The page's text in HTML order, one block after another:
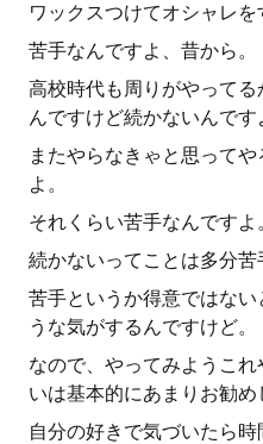
ワックスつけてオシャレを
苦手なんですよ、昔から。
高校時代も周りがやって
んですけど続かないんです
またやらなきゃと思って
よ。
それくらい苦手なんですよ
続かないってことは多分苦
苦手というか得意ではな
うな気がするんですけど。
なので、やってみようこ
いは基本的にあまりお勧め
自分の好きで気づいたら